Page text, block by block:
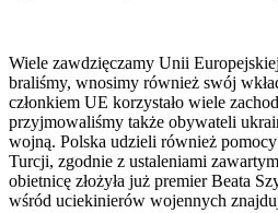
Wiele zawdzięczamy Unii
braliśmy, wnosimy również swój
członkiem UE korzystało wiele
przyjmowaliśmy także obywateli
wojną. Polska udzieli również
Turcji, zgodnie z ustaleniami
obietnicę złożyła już premier Beata
wśród uciekinierów wojennych